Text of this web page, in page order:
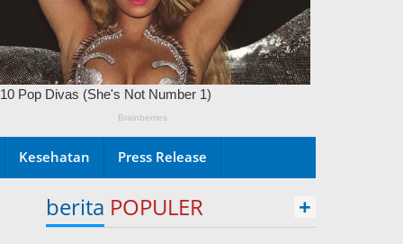
Kesehatan Press Release
berita POPULER +